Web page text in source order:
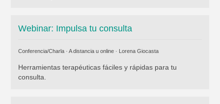
Webinar: Impulsa tu consulta
Conferencia/Charla · A distancia u online · Lorena Giocasta
Herramientas terapéuticas fáciles y rápidas para tu
consulta.